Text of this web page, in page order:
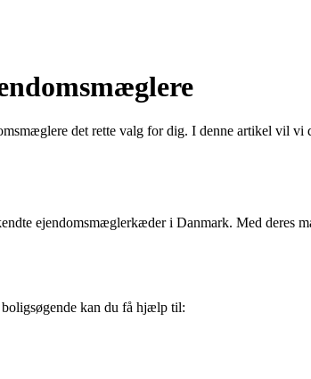
det rette valg for dig. I denne artikel vil
ejendomsmæglerkæder i Danmark. Med deres
kan du få hjælp til: